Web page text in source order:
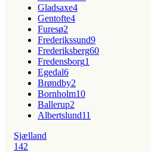
Gladsaxe4
Gentofte4
Furesø2
Frederikssund9
Frederiksberg60
Fredensborg1
Egedal6
Brøndby2
Bornholm10
Ballerup2
Albertslund11
Sjælland
142